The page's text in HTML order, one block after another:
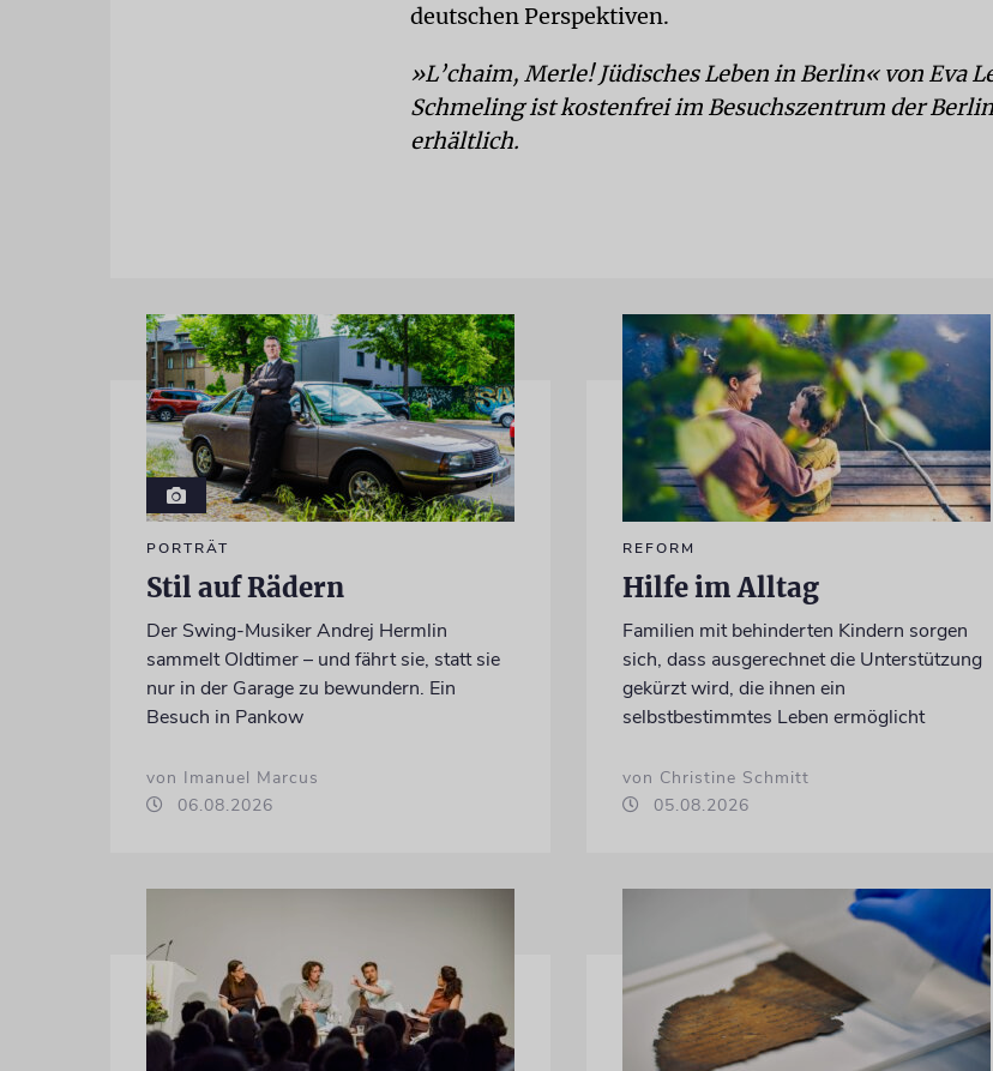
deutschen Perspektiven.
»L’chaim, Merle! Jüdisches Leben in Berlin« von Eva
Schmeling ist kostenfrei im Besuchszentrum der
erhältlich.
PORTRÄT
Stil auf Rädern
Der Swing-Musiker Andrej Hermlin
sammelt Oldtimer – und fährt sie, statt sie
nur in der Garage zu bewundern. Ein
Besuch in Pankow
von Imanuel Marcus
06.08.2026
REFORM
Hilfe im Alltag
Familien mit behinderten Kindern sorgen
sich, dass ausgerechnet die Unterstützung
gekürzt wird, die ihnen ein
selbstbestimmtes Leben ermöglicht
von Christine Schmitt
05.08.2026